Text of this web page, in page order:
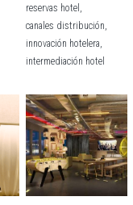
reservas hotel,
canales distribución,
innovación hotelera,
intermediación hotel